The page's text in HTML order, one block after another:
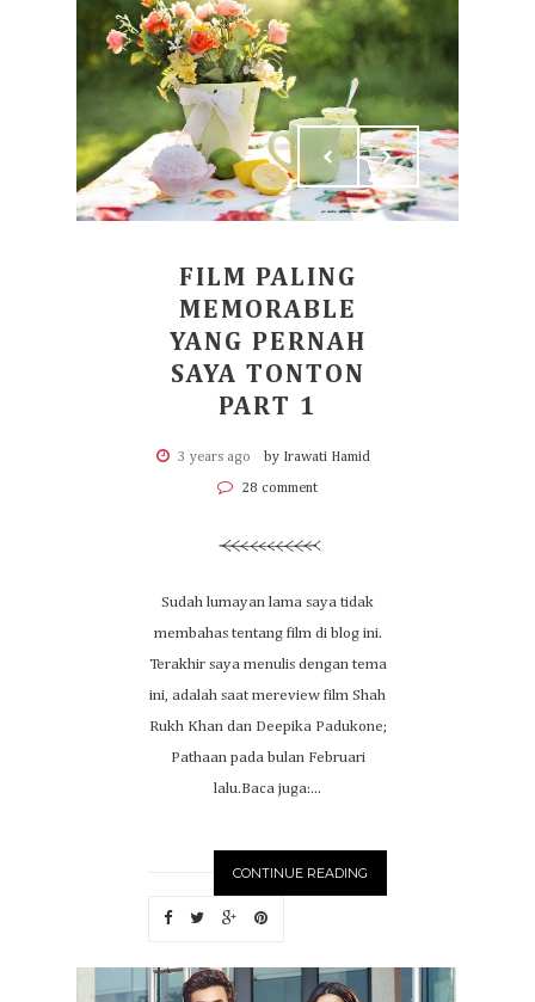
FILM PALING
MEMORABLE
YANG PERNAH
SAYA TONTON
PART 1
3 years ago by Irawati Hamid
28 comment
Sudah lumayan lama saya tidak
membahas tentang film di blog ini.
Terakhir saya menulis dengan tema
ini, adalah saat mereview film Shah
Rukh Khan dan Deepika Padukone;
Pathaan pada bulan Februari
lalu.Baca juga:...
CONTINUE READING